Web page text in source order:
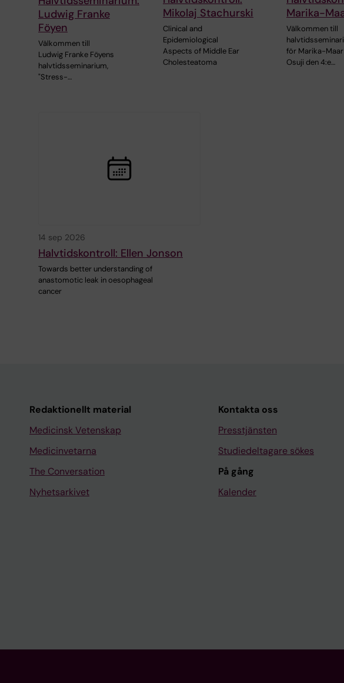
Ludwig Franke
Föyen
Välkommen till
Ludwig Franke Föyens
halvtidsseminarium,
"Stress-…
Mikolaj Stachurski
Clinical and
Epidemiological
Aspects of Middle Ear
Cholesteatoma
Marika-
Välkommen till
för Marika-
Osuji den 4:e…
14 sep 2026
Halvtidskontroll: Ellen Jonson
Towards better understanding of
anastomotic leak in oesophageal
cancer
Redaktionellt material
Medicinsk Vetenskap
Medicinvetarna
The Conversation
Nyhetsarkivet
Kontakta oss
Presstjänsten
Studiedeltagare sökes
På gång
Kalender